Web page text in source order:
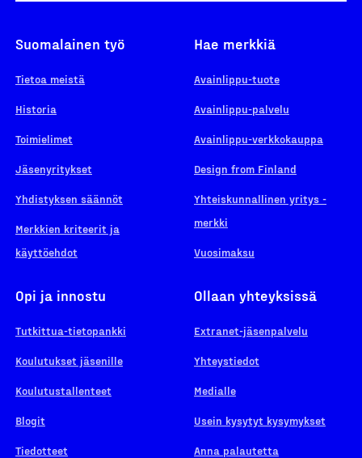
Suomalainen työ
Tietoa meistä
Historia
Toimielimet
Jäsenyritykset
Yhdistyksen säännöt
Merkkien kriteerit ja
käyttöehdot
Hae merkkiä
Avainlippu-tuote
Avainlippu-palvelu
Avainlippu-verkkokauppa
Design from Finland
Yhteiskunnallinen yritys -
merkki
Vuosimaksu
Opi ja innostu
Tutkittua-tietopankki
Koulutukset jäsenille
Koulutustallenteet
Blogit
Tiedotteet
Ollaan yhteyksissä
Extranet-jäsenpalvelu
Yhteystiedot
Medialle
Usein kysytyt kysymykset
Anna palautetta